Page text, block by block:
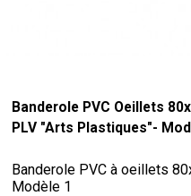
Banderole PVC Oeillets
PLV "Arts Plastiques"-
Banderole PVC à oeillets
Modèle 1